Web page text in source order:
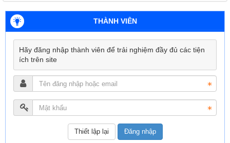
THÀNH VIÊN
Hãy đăng nhập thành viên để trải nghiệm đầy đủ các tiện
ích trên site
Đăng nhập